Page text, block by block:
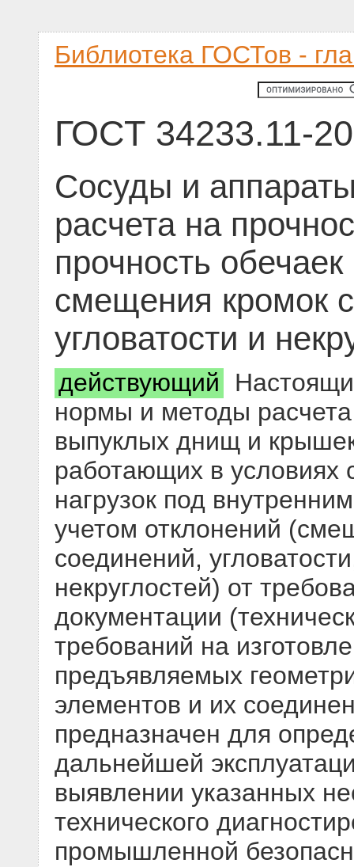
Библиотека ГОСТов -
ГОСТ 34233.11-
Сосуды и
расчета на
прочность
смещения кромок
угловатости и
действующий
нормы и методы
выпуклых днищ и
работающих в условиях
нагрузок под
учетом отклонений
соединений,
некруглостей) от
документации
требований на
предъявляемых
элементов и их
предназначен для
дальнейшей
выявлении указанных
технического
промышленной